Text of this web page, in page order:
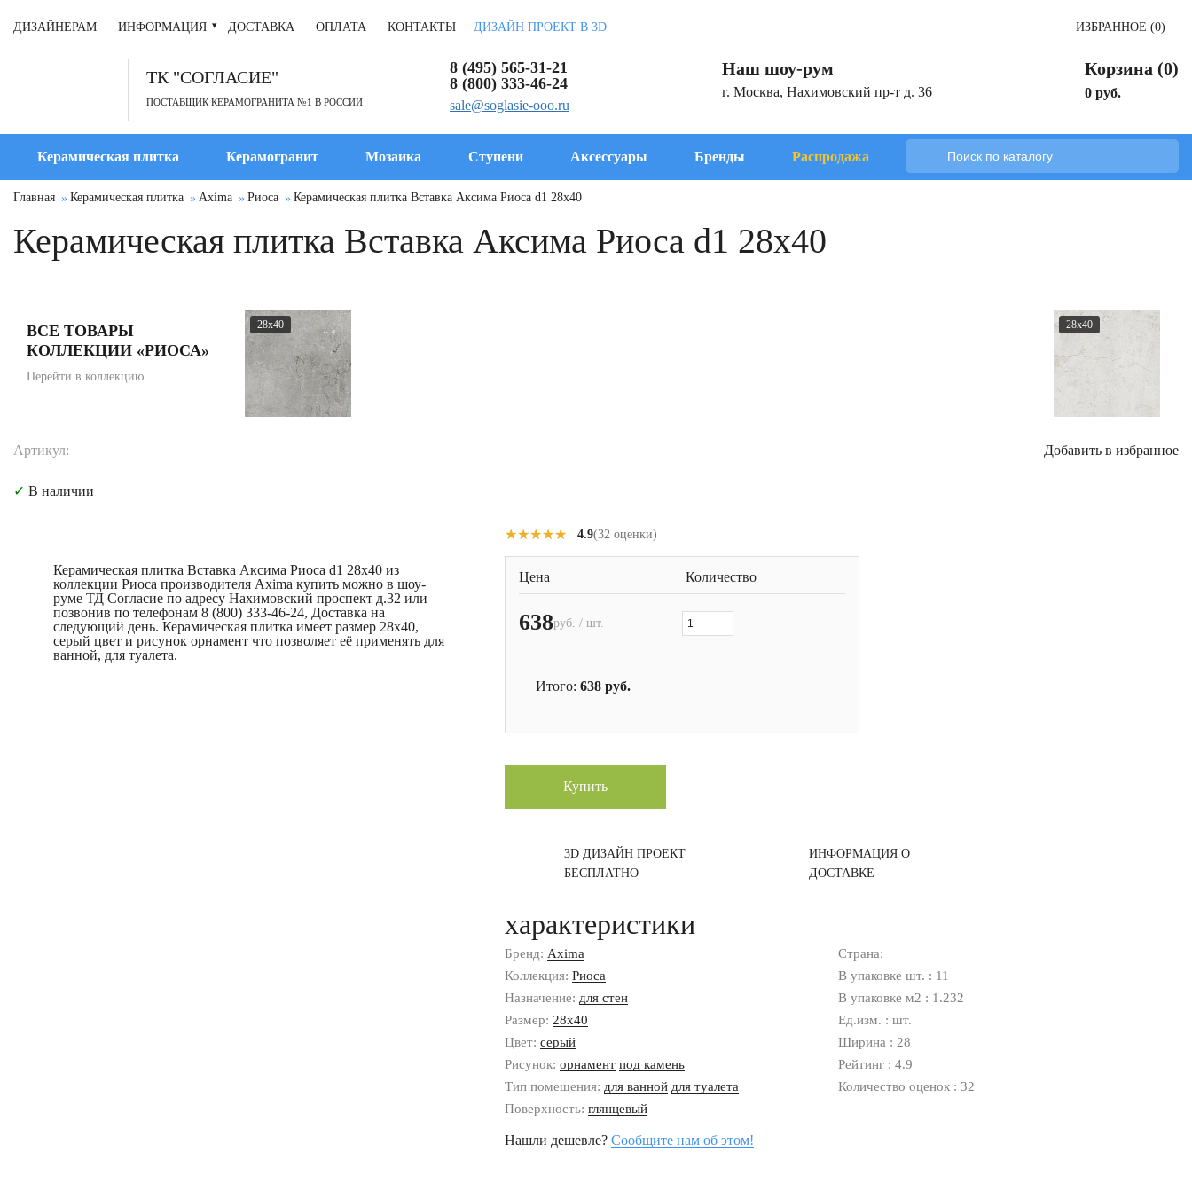
ДИЗАЙНЕРАМ ИНФОРМАЦИЯ ДОСТАВКА ОПЛАТА КОНТАКТЫ ДИЗАЙН ПРОЕКТ В 3D ИЗБРАННОЕ (0)
ТК "СОГЛАСИЕ"
ПОСТАВЩИК КЕРАМОГРАНИТА №1 В РОССИИ
8 (495) 565-31-21
8 (800) 333-46-24
sale@soglasie-ooo.ru
Наш шоу-рум
г. Москва, Нахимовский пр-т д. 36
Корзина (0)
0 руб.
Керамическая плитка Керамогранит Мозаика Ступени Аксессуары Бренды Распродажа
Главная Керамическая плитка Axima Риоса Керамическая плитка Вставка Аксима Риоса d1 28x40
Керамическая плитка Вставка Аксима Риоса d1 28x40
ВСЕ ТОВАРЫ
КОЛЛЕКЦИИ «РИОСА»
Перейти в коллекцию
28x40 28x40
Артикул: Добавить в избранное
✓ В наличии
Керамическая плитка Вставка Аксима Риоса d1 28x40 из
коллекции Риоса производителя Axima купить можно в шоу-
руме ТД Согласие по адресу Нахимовский проспект д.32 или
позвонив по телефонам 8 (800) 333-46-24, Доставка на
следующий день. Керамическая плитка имеет размер 28x40,
серый цвет и рисунок орнамент что позволяет её применять для
ванной, для туалета.
★★★★★
★★★★★ 4.9(32 оценки)
Цена Количество
638руб. / шт.
Итого: 638 руб.
Купить
3D ДИЗАЙН ПРОЕКТ
БЕСПЛАТНО
ИНФОРМАЦИЯ О
ДОСТАВКЕ
характеристики
Бренд: Axima
Коллекция: Риоса
Назначение: для стен
Размер: 28x40
Цвет: серый
Рисунок: орнамент под камень
Тип помещения: для ванной для туалета
Поверхность: глянцевый
Страна:
В упаковке шт. : 11
В упаковке м2 : 1.232
Ед.изм. : шт.
Ширина : 28
Рейтинг : 4.9
Количество оценок : 32
Нашли дешевле? Сообщите нам об этом!